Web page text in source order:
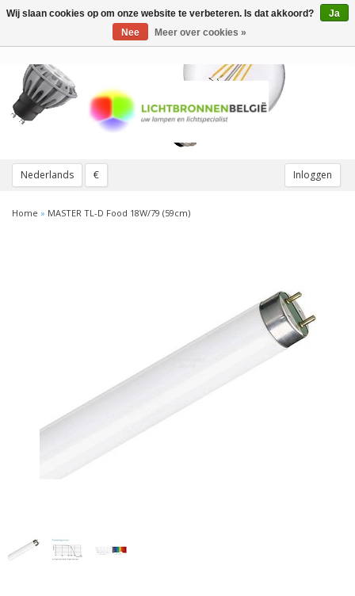
Nederlands € Inloggen
Toggle
Home » MASTER TL-D Food 18W/79 (59cm)
Wij slaan cookies op om onze website te verbeteren. Is dat akkoord?
Ja
Nee
Meer over cookies »